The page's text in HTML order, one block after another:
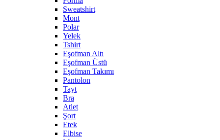
Sweatshirt
Mont
Polar
Yelek
Tshirt
Eşofman Altı
Eşofman Üstü
Eşofman Takımı
Pantolon
Tayt
Bra
Atlet
Şort
Etek
Elbise